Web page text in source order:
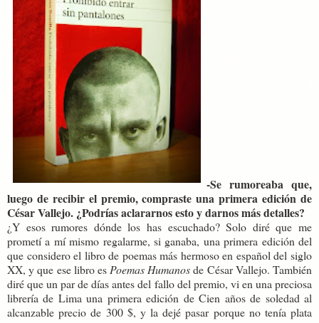
-Se rumoreaba que,
luego de recibir el premio, compraste una primera edición de
César Vallejo. ¿Podrías aclararnos esto y darnos más detalles?
¿Y esos rumores dónde los has escuchado? Solo diré que me
prometí a mí mismo regalarme, si ganaba, una primera edición del
que considero el libro de poemas más hermoso en español del siglo
XX, y que ese libro es Poemas Humanosde César Vallejo. También
diré que un par de días antes del fallo del premio, vi en una preciosa
librería de Lima una primera edición de Cien años de soledad al
alcanzable precio de 300 $, y la dejé pasar porque no tenía plata